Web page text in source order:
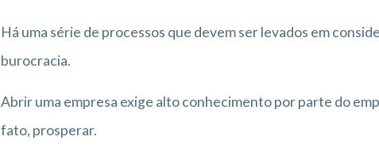
Há uma série de processos que devem ser levados em
burocracia.
Abrir uma empresa exige alto conhecimento por parte do
fato, prosperar.